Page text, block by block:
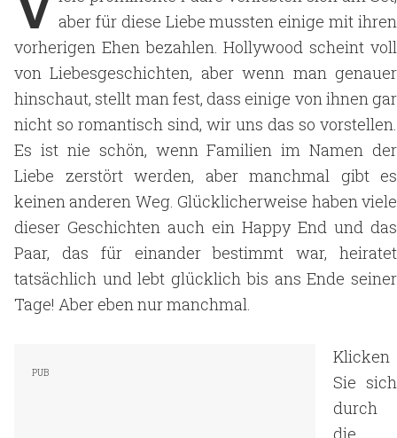
aber für diese Liebe mussten einige mit ihren
vorherigen Ehen bezahlen. Hollywood scheint voll
von Liebesgeschichten, aber wenn man genauer
hinschaut, stellt man fest, dass einige von ihnen gar
nicht so romantisch sind, wir uns das so vorstellen.
Es ist nie schön, wenn Familien im Namen der
Liebe zerstört werden, aber manchmal gibt es
keinen anderen Weg. Glücklicherweise haben viele
dieser Geschichten auch ein Happy End und das
Paar, das für einander bestimmt war, heiratet
tatsächlich und lebt glücklich bis ans Ende seiner
Tage! Aber eben nur manchmal.
Klicken
Sie sich
durch
die